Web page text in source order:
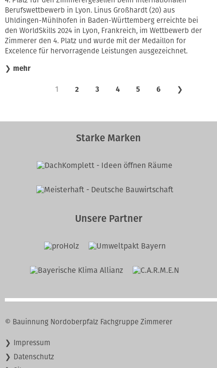
Berufswettbewerb in Lyon. Linus Großhardt (20) aus
Uhldingen-Mühlhofen in Baden-Württemberg erreichte bei
den WorldSkills 2024 in Lyon, Frankreich, im Wettbewerb der
Zimmerer den 4. Platz und wurde mit der Medaillon for
Excelence für hervorragende Leistungen ausgezeichnet.
❯ mehr
1 2 3 4 5 6 ❯
Starke Marken
Unsere Partner
© Bauinnung Nordoberpfalz Fachgruppe Zimmerer
Navigation
Impressum
Datenschutz